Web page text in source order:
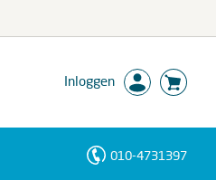
Inloggen
010-4731397